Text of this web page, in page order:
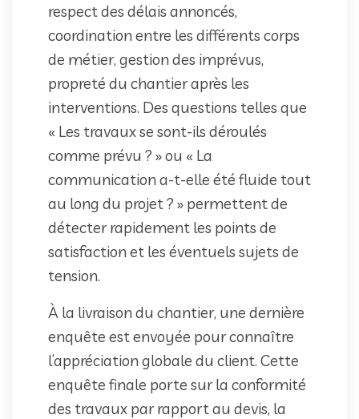
respect des délais annoncés,
coordination entre les différents corps
de métier, gestion des imprévus,
propreté du chantier après les
interventions. Des questions telles que
« Les travaux se sont-ils déroulés
comme prévu ? » ou « La
communication a-t-elle été fluide tout
au long du projet ? » permettent de
détecter rapidement les points de
satisfaction et les éventuels sujets de
tension.
À la livraison du chantier, une dernière
enquête est envoyée pour connaître
l’appréciation globale du client. Cette
enquête finale porte sur la conformité
des travaux par rapport au devis, la